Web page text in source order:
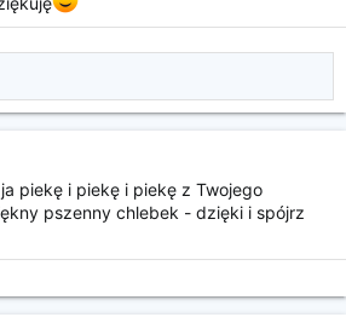
piekę i piekę i piekę z Twojego
pszenny chlebek - dzięki i spójrz